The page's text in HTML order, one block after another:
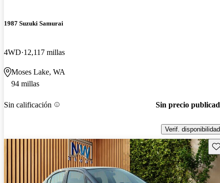
1987 Suzuki Samurai
4WD 12,117 millas
Moses Lake, WA
94 millas
Sin calificación Sin precio
Verif. disponibilidad